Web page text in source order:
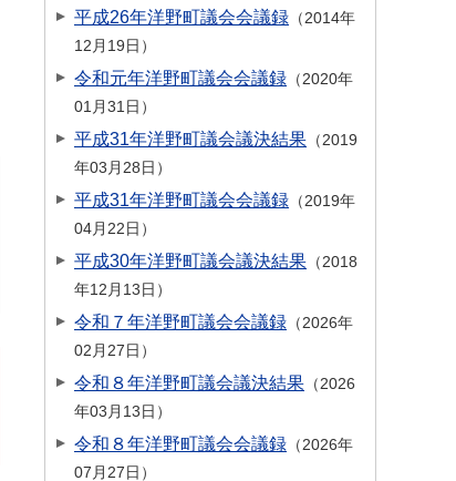
平成26年洋野町議会会議録
2014年
12月19日
令和元年洋野町議会会議録
2020年
01月31日
平成31年洋野町議会議決結果
2019
年03月28日
平成31年洋野町議会会議録
2019年
04月22日
平成30年洋野町議会議決結果
2018
年12月13日
令和７年洋野町議会会議録
2026年
02月27日
令和８年洋野町議会議決結果
2026
年03月13日
令和８年洋野町議会会議録
2026年
07月27日